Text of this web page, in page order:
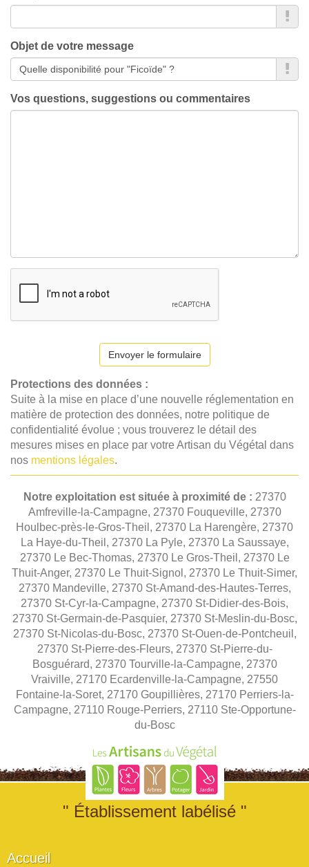
Objet de votre message
Vos questions, suggestions ou commentaires
Envoyer le formulaire
Protections des données :
Suite à la mise en place d’une nouvelle réglementation en
matière de protection des données, notre politique de
confidentialité évolue ; vous trouverez le détail des
mesures mises en place par votre Artisan du Végétal dans
nos mentions légales.
Notre exploitation est située à proximité de : 27370
Amfreville-la-Campagne, 27370 Fouqueville, 27370
Houlbec-près-le-Gros-Theil, 27370 La Harengère, 27370
La Haye-du-Theil, 27370 La Pyle, 27370 La Saussaye,
27370 Le Bec-Thomas, 27370 Le Gros-Theil, 27370 Le
Thuit-Anger, 27370 Le Thuit-Signol, 27370 Le Thuit-Simer,
27370 Mandeville, 27370 St-Amand-des-Hautes-Terres,
27370 St-Cyr-la-Campagne, 27370 St-Didier-des-Bois,
27370 St-Germain-de-Pasquier, 27370 St-Meslin-du-Bosc,
27370 St-Nicolas-du-Bosc, 27370 St-Ouen-de-Pontcheuil,
27370 St-Pierre-des-Fleurs, 27370 St-Pierre-du-
Bosguérard, 27370 Tourville-la-Campagne, 27370
Vraiville, 27170 Ecardenville-la-Campagne, 27550
Fontaine-la-Soret, 27170 Goupillières, 27170 Perriers-la-
Campagne, 27110 Rouge-Perriers, 27110 Ste-Opportune-
du-Bosc
" Établissement labélisé "
Accueil